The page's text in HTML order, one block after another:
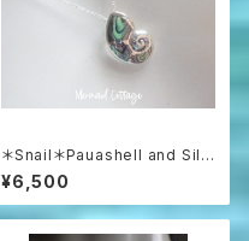
＊Snail＊Pauashell and Silv
er 925 シルバー925とパウア
シェルの巻貝ネックレス
¥6,500